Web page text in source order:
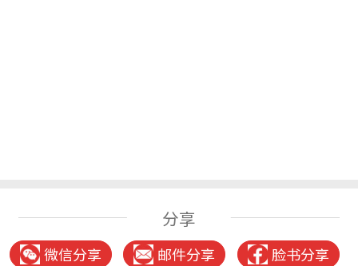
分享
微信分享 邮件分享 脸书分享